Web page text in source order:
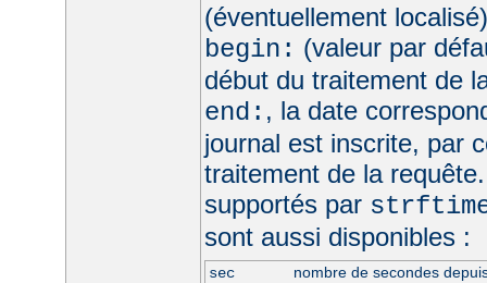
(éventuellement
begin: (valeur par
début du traitement de
end: , la date
journal est inscrite, par
traitement de la
supportés par
sont aussi disponibles :
sec
nombre de secondes